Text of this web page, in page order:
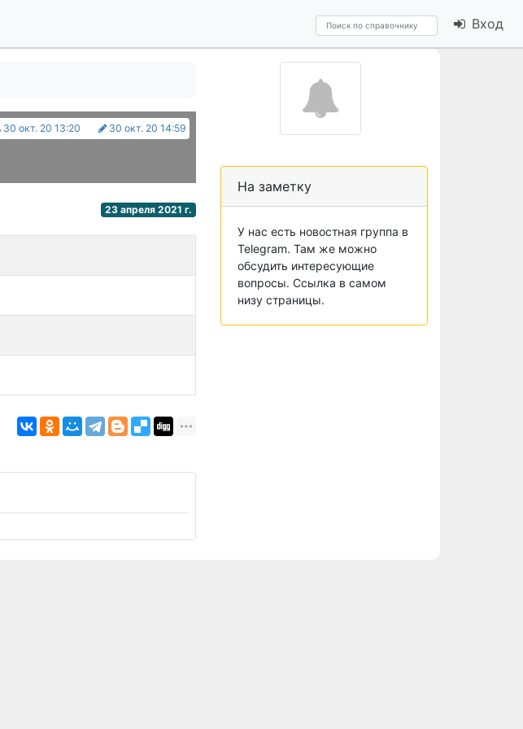
Вход
30 окт. 20 13:20 30 окт. 20 14:59
23 апреля 2021 г.
На заметку
У нас есть новостная группа в
Telegram. Там же можно
обсудить интересующие
вопросы. Ссылка в самом
низу страницы.